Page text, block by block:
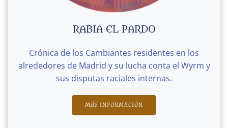
RABIA EL PARDO
Crónica de los Cambiantes residentes en los
alrededores de Madrid y su lucha conta el Wyrm y
sus disputas raciales internas.
MÁS INFORMACIÓN